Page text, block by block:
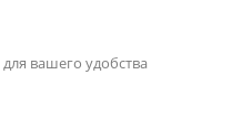
вашего удобства